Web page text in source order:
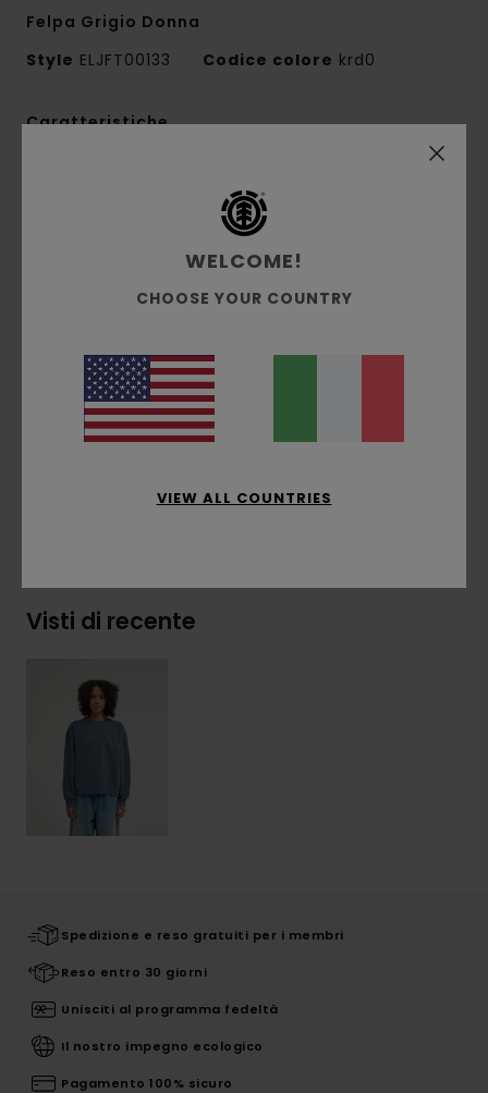
Felpa Grigio Donna
Style ELJFT00133 Codice colore krd0
Caratteristiche
20% poliestere riciclato tessuto felpato
spazzolato [350 g/m2]
vestibilità rilassata
Interno spazzolato
Etichetta a bandierina sul lato
Composizione[Tessuto principale] 50% cotone
riciclato, 30% cotone, 20% poliestere riciclato
Visti di recente
Spedizione e reso gratuiti per i membri
Reso entro 30 giorni
Unisciti al programma fedeltà
Il nostro impegno ecologico
Pagamento 100% sicuro
WELCOME!
CHOOSE YOUR COUNTRY
VIEW ALL COUNTRIES